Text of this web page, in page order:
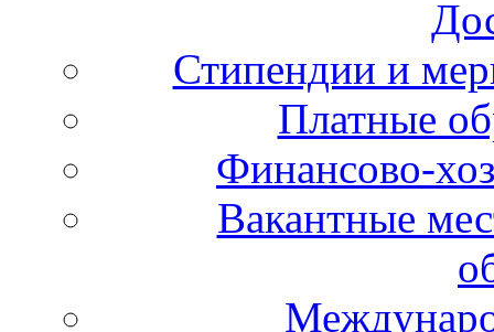
Стипендии и
Платные
Финансово-
Вакантные